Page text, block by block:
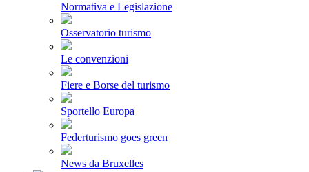
Normativa e Legislazione
Osservatorio turismo
Le convenzioni
Fiere e Borse del turismo
Sportello Europa
Federturismo goes green
News da Bruxelles